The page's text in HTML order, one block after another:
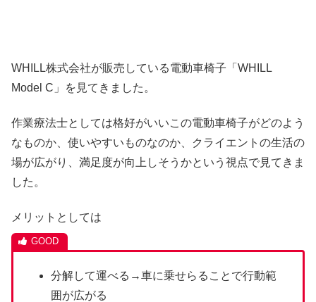
WHILL株式会社が販売している電動車椅子「WHILL
Model C」を見てきました。
作業療法士としては格好がいいこの電動車椅子がどのよう
なものか、使いやすいものなのか、クライエントの生活の
場が広がり、満足度が向上しそうかという視点で見てきま
した。
メリットとしては
分解して運べる→車に乗せらることで行動範
囲が広がる